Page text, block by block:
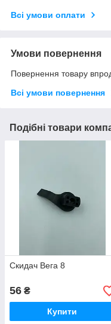
Всі умови оплати
Умови повернення
Повернення товару
Всі умови повернення
Подібні товари
Скидач Вега 8
56 ₴
Купити